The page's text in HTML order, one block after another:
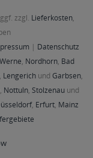
zzgl. Lieferkosten,
| Datenschutz
Werne, Nordhorn, Bad
Lengerichund Garbsen,
, Nottuln, Stolzenau und
, Erfurt, Mainz